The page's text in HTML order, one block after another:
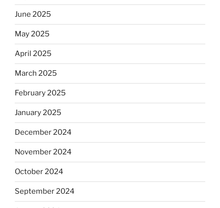
June 2025
May 2025
April 2025
March 2025
February 2025
January 2025
December 2024
November 2024
October 2024
September 2024